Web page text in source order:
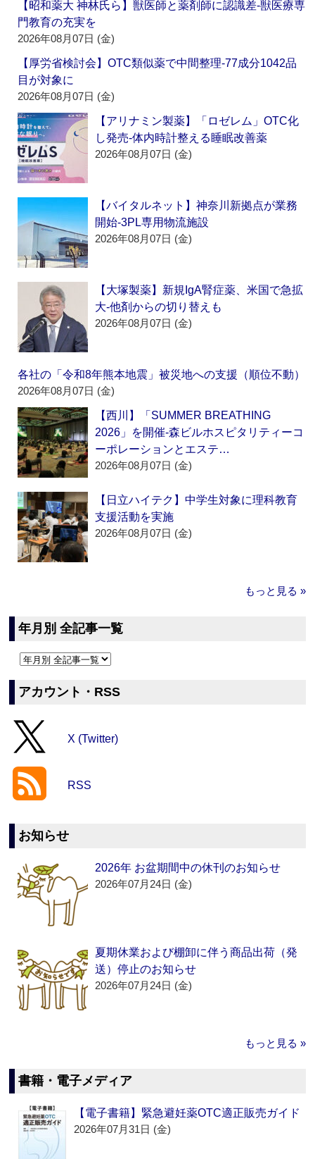
【昭和薬大 神林氏ら】獣医師と薬剤師に認識差‐獣医療専
門教育の充実を
2026年08月07日 (金)
【厚労省検討会】OTC類似薬で中間整理‐77成分1042品
目が対象に
2026年08月07日 (金)
【アリナミン製薬】「ロゼレム」OTC化
し発売‐体内時計整える睡眠改善薬
2026年08月07日 (金)
【バイタルネット】神奈川新拠点が業務
開始‐3PL専用物流施設
2026年08月07日 (金)
【大塚製薬】新規IgA腎症薬、米国で急拡
大‐他剤からの切り替えも
2026年08月07日 (金)
各社の「令和8年熊本地震」被災地への支援（順位不動）
2026年08月07日 (金)
【西川】「SUMMER BREATHING
2026」を開催‐森ビルホスピタリティーコ
ーポレーションとエステ…
2026年08月07日 (金)
【日立ハイテク】中学生対象に理科教育
支援活動を実施
2026年08月07日 (金)
もっと見る »
年月別 全記事一覧
アカウント・RSS
X (Twitter)
RSS
お知らせ
2026年 お盆期間中の休刊のお知らせ
2026年07月24日 (金)
夏期休業および棚卸に伴う商品出荷（発
送）停止のお知らせ
2026年07月24日 (金)
もっと見る »
書籍・電子メディア
【電子書籍】緊急避妊薬OTC適正販売ガイド
2026年07月31日 (金)